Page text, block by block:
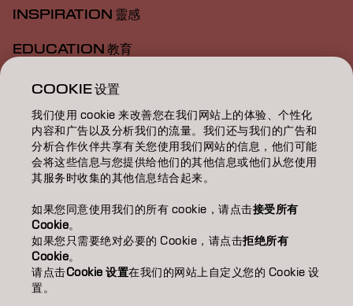
INSPIRATION 靈感
EDUCATION 教育
ABOUT 關於我們
SALON FINDER 搜尋髮廊
BECOME A PARTNER 成為合作夥伴
CONTACT US 聯絡我們
ImprintPrivacy PolicyCookie Policy Terms Of Use
Accessibility
COOKIE 设置
我们使用 cookie 来改善您在我们网站上的体验、个性化
内容和广告以及分析我们的流量。我们还与我们的广告和
分析合作伙伴共享有关您使用我们网站的信息，他们可能
会将这些信息与您提供给他们的其他信息或他们从您使用
其服务时收集的其他信息结合起来。
如果您同意使用我们的所有 cookie，请点击接受所有
Cookie。
如果您只需要绝对必要的 Cookie，请点击拒绝所有
Cookie。
请点击Cookie 设置在我们的网站上自定义您的 Cookie 设
置。